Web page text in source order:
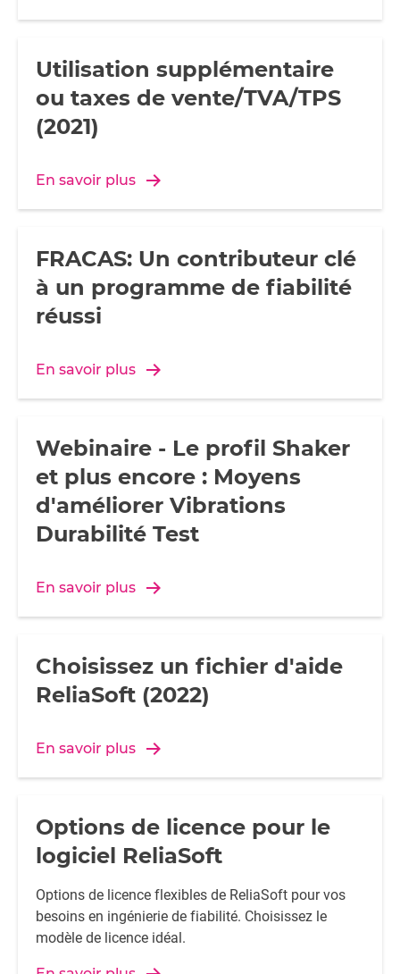
Utilisation supplémentaire
ou taxes de vente/TVA/TPS
(2021)
En savoir plus
FRACAS: Un contributeur clé
à un programme de fiabilité
réussi
En savoir plus
Webinaire - Le profil Shaker
et plus encore : Moyens
d'améliorer Vibrations
Durabilité Test
En savoir plus
Choisissez un fichier d'aide
ReliaSoft (2022)
En savoir plus
Options de licence pour le
logiciel ReliaSoft
Options de licence flexibles de ReliaSoft pour vos
besoins en ingénierie de fiabilité. Choisissez le
modèle de licence idéal.